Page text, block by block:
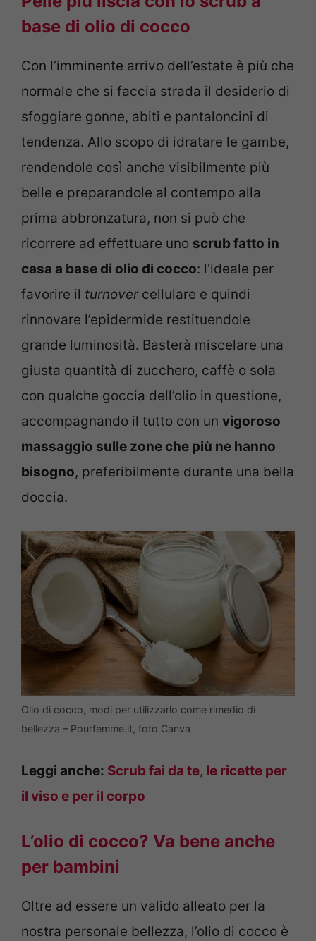
base di olio di cocco
Con l’imminente arrivo dell’estate è più che
normale che si faccia strada il desiderio di
sfoggiare gonne, abiti e pantaloncini di
tendenza. Allo scopo di idratare le gambe,
rendendole così anche visibilmente più
belle e preparandole al contempo alla
prima abbronzatura, non si può che
ricorrere ad effettuare uno scrub fatto in
casa a base di olio di cocco: l’ideale per
favorire il turnovercellulare e quindi
rinnovare l’epidermide restituendole
grande luminosità. Basterà miscelare una
giusta quantità di zucchero, caffè o sola
con qualche goccia dell’olio in questione,
accompagnando il tutto con un vigoroso
massaggio sulle zone che più ne hanno
bisogno, preferibilmente durante una bella
doccia.
Olio di cocco, modi per utilizzarlo come rimedio di
bellezza – Pourfemme.it, foto Canva
Leggi anche: Scrub fai da te, le ricette per
il viso e per il corpo
L’olio di cocco? Va bene anche
per bambini
Oltre ad essere un valido alleato per la
nostra personale bellezza, l’olio di cocco è